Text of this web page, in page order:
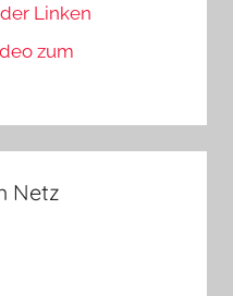
Linken
zum
Netz